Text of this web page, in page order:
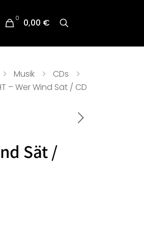
0 0,00 €
Musik
CDs
– Wer Wind Sät / CD
Sät /